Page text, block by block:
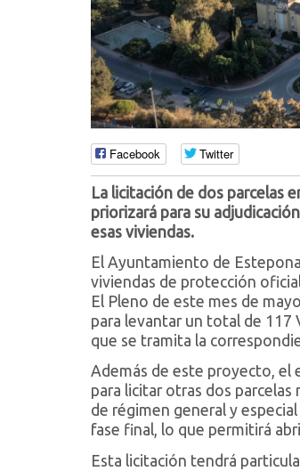
Facebook Twitter
La licitación de dos parcelas
priorizará para su
esas viviendas.
El Ayuntamiento de
viviendas de protección
El Pleno de este mes de
para levantar un total de 117
que se tramita la
Además de este proyecto, el
para licitar otras dos
de régimen general y
fase final, lo que permitirá
Esta licitación tendrá